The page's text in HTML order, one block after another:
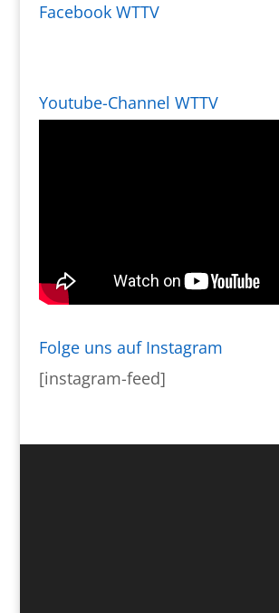
Facebook WTTV
Youtube-Channel WTTV
Folge uns auf Instagram
[instagram-feed]